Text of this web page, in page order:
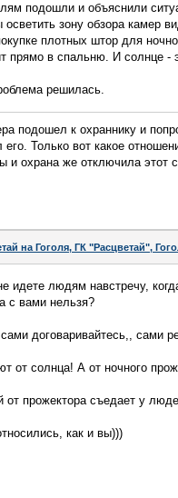
подошли и объяснили
зону обзора камер
плотных штор для
прямо в спальню. И солнце
решилась.
подошел к охраннику и
Только вот какое
и охрана же отключила этот
на Гоголя, ГК "Расцветай",
идете людям навстречу,
с вами нельзя?
договаривайтесь,, сами
от солнца! А от ночного
прожектора съедает у
как и вы)))